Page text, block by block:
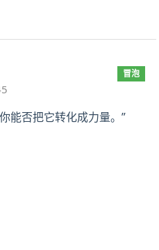
冒泡
能否把它转化成力量。”